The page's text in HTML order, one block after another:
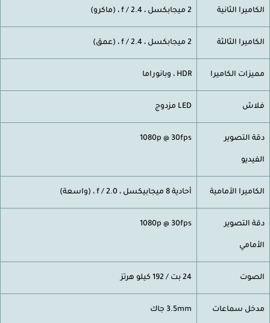
الثانية
الثالثة
الكاميرا HDR ، وبانوراما
LED مزدوج
التصوير 1080p @ 30fps
الأمامية أحادية 8 ميجابيكسل ، f / 2.0 ، (واسعة)
التصوير 1080p @ 30fps
سماعات 3.5mm جاك